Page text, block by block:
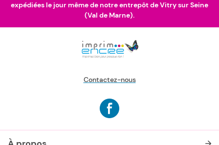
expédiées le jour même de notre entrepôt de Vitry sur Seine
(Val de Marne).
Contactez-nous